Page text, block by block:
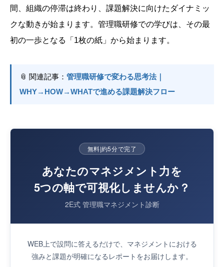
間、組織の停滞は終わり、課題解決に向けたダイナミッ
クな動きが始まります。管理職研修での学びは、その最
初の一歩となる「1枚の紙」から始まります。
📎 関連記事： 管理職研修で変わる思考法｜
WHY→HOW→WHATで進める課題解決フロー
無料|約5分で完了
あなたのマネジメント力を
5つの軸で可視化しませんか？
2E式 管理職マネジメント診断
WEB上で設問に答えるだけで、マネジメントにおける
強みと課題が明確になるレポートをお届けします。